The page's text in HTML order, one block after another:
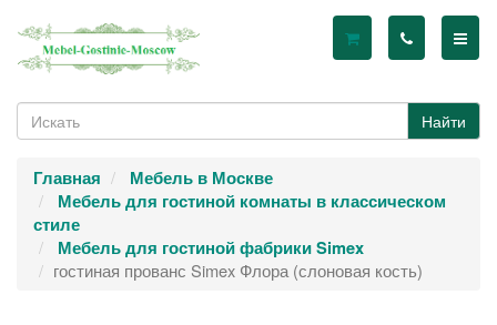
Найти
Главная
Мебель в Москве
Мебель для гостиной комнаты в классическом
стиле
Мебель для гостиной фабрики Simex
гостиная прованс Simex Флора (слоновая кость)